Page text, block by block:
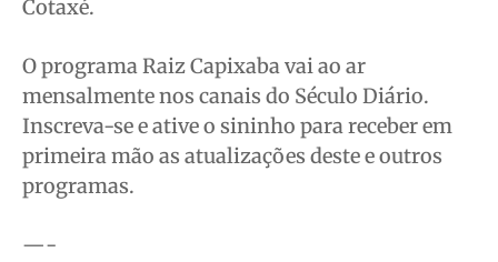
Cotaxé.
O programa Raiz Capixaba vai ao ar
mensalmente nos canais do Século Diário.
Inscreva-se e ative o sininho para receber em
primeira mão as atualizações deste e outros
programas.
—-